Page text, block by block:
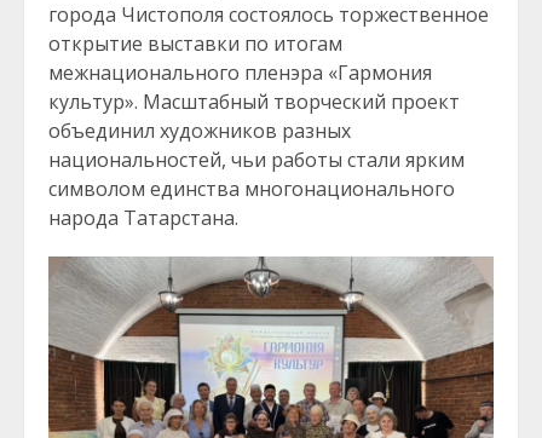
города Чистополя состоялось торжественное
открытие выставки по итогам
межнационального пленэра «Гармония
культур». Масштабный творческий проект
объединил художников разных
национальностей, чьи работы стали ярким
символом единства многонационального
народа Татарстана.